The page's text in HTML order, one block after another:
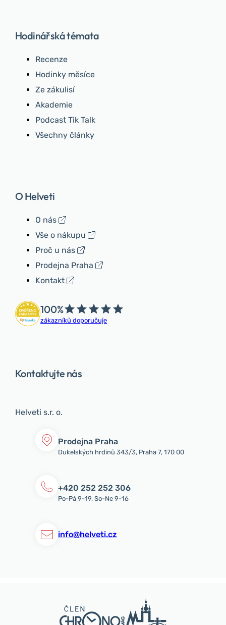
Hodinářská témata
Recenze
Hodinky měsíce
Ze zákulisí
Akademie
Podcast Tik Talk
Všechny články
O Helveti
O nás
Vše o nákupu
Proč u nás
Prodejna Praha
Kontakt
100%
zákazníků doporučuje
Kontaktujte nás
Helveti s.r. o.
Prodejna Praha
Dukelských hrdinů 343/3, Praha 7, 170 00
+420 252 252 306
Po-Pá 9-19, So-Ne 9-16
info@helveti.cz